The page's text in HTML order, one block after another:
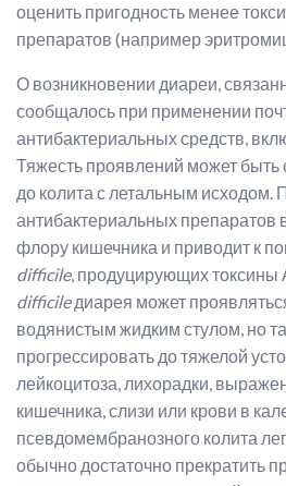
оценить пригодность менее
препаратов (например
О возникновении диареи,
сообщалось при применении
антибактериальных средств,
Тяжесть проявлений может быть
до колита с летальным исходом.
антибактериальных препаратов
флору кишечника и приводит к
difficile, продуцирующих токсины
difficileдиарея может
водянистым жидким стулом, но
прогрессировать до тяжелой
лейкоцитоза, лихорадки,
кишечника, слизи или крови в
псевдомембранозного колита
обычно достаточно прекратить